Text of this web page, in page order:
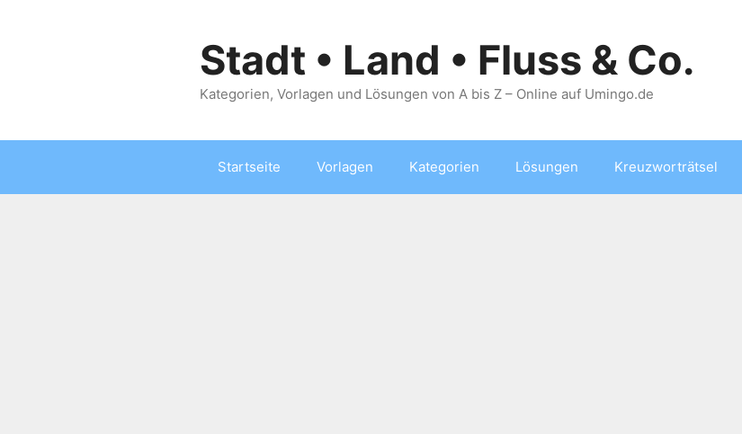
Stadt • Land • Fluss & Co.
Kategorien, Vorlagen und Lösungen von A bis Z – Online auf Umingo.de
Startseite Vorlagen Kategorien Lösungen Kreuzworträtsel